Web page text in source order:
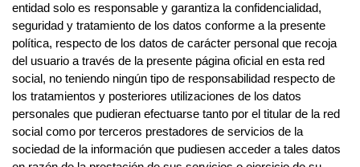
entidad solo es responsable y garantiza la confidencialidad,
seguridad y tratamiento de los datos conforme a la presente
política, respecto de los datos de carácter personal que recoja
del usuario a través de la presente página oficial en esta red
social, no teniendo ningún tipo de responsabilidad respecto de
los tratamientos y posteriores utilizaciones de los datos
personales que pudieran efectuarse tanto por el titular de la red
social como por terceros prestadores de servicios de la
sociedad de la información que pudiesen acceder a tales datos